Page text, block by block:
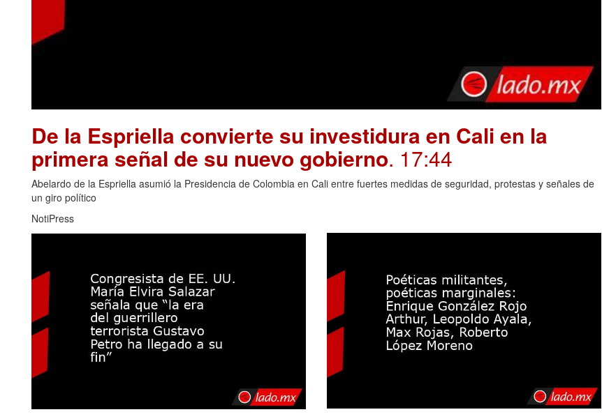
De la Espriella convierte su investidura en Cali en la
primera señal de su nuevo gobierno. 17:44
Abelardo de la Espriella asumió la Presidencia de Colombia en Cali entre fuertes medidas de seguridad, protestas y señales de
un giro político
NotiPress